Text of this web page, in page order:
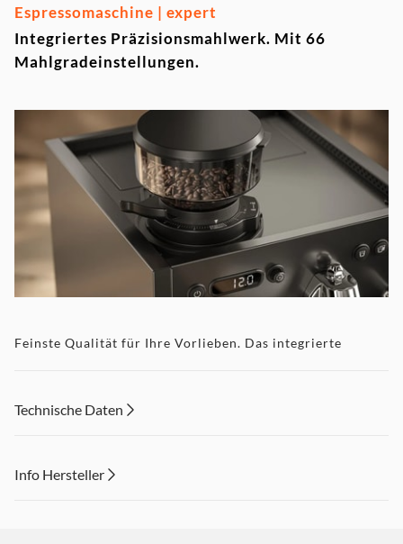
Espressomaschine | expert
Integriertes Präzisionsmahlwerk. Mit 66
Mahlgradeinstellungen.
Feinste Qualität für Ihre Vorlieben. Das integrierte
feinem Mahlgrad für Espresso bis zu grobem Mahlgrad für
eine gleichmäßige Ausgabe des Kaffeepulvers direkt in
Technische Daten
Info Hersteller